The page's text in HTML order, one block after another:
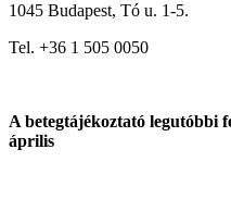
1045 Budapest, Tó u. 1-5.
Tel. +36 1 505 0050
A betegtájékoztató legutóbbi
április